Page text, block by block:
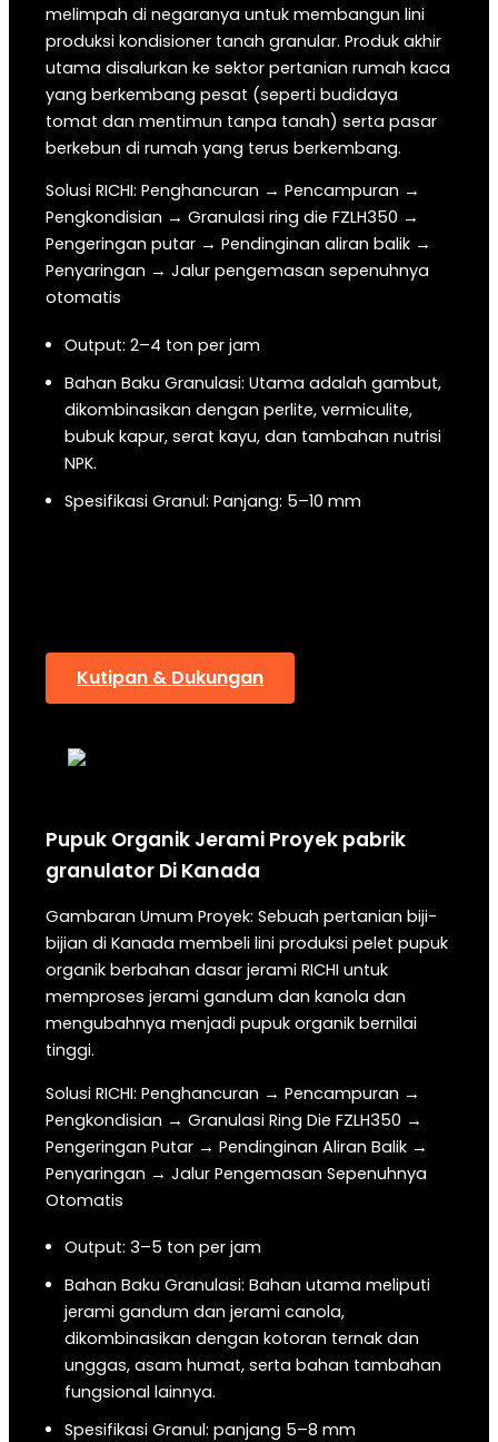
melimpah di negaranya untuk membangun lini
produksi kondisioner tanah granular. Produk akhir
utama disalurkan ke sektor pertanian rumah kaca
yang berkembang pesat (seperti budidaya
tomat dan mentimun tanpa tanah) serta pasar
berkebun di rumah yang terus berkembang.
Solusi RICHI: Penghancuran → Pencampuran →
Pengkondisian → Granulasi ring die FZLH350 →
Pengeringan putar → Pendinginan aliran balik →
Penyaringan → Jalur pengemasan sepenuhnya
otomatis
Output: 2–4 ton per jam
Bahan Baku Granulasi: Utama adalah gambut,
dikombinasikan dengan perlite, vermiculite,
bubuk kapur, serat kayu, dan tambahan nutrisi
NPK.
Spesifikasi Granul: Panjang: 5–10 mm
Kutipan & Dukungan
Pupuk Organik Jerami Proyek pabrik
granulator Di Kanada
Gambaran Umum Proyek: Sebuah pertanian biji-
bijian di Kanada membeli lini produksi pelet pupuk
organik berbahan dasar jerami RICHI untuk
memproses jerami gandum dan kanola dan
mengubahnya menjadi pupuk organik bernilai
tinggi.
Solusi RICHI: Penghancuran → Pencampuran →
Pengkondisian → Granulasi Ring Die FZLH350 →
Pengeringan Putar → Pendinginan Aliran Balik →
Penyaringan → Jalur Pengemasan Sepenuhnya
Otomatis
Output: 3–5 ton per jam
Bahan Baku Granulasi: Bahan utama meliputi
jerami gandum dan jerami canola,
dikombinasikan dengan kotoran ternak dan
unggas, asam humat, serta bahan tambahan
fungsional lainnya.
Spesifikasi Granul: panjang 5–8 mm